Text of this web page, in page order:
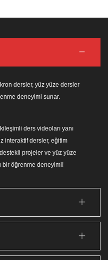
dersler, yüz yüze dersler
deneyimi sunar.
ders videoları yanı
interaktif dersler, eğitim
projeler ve yüz yüze
öğrenme deneyimi!